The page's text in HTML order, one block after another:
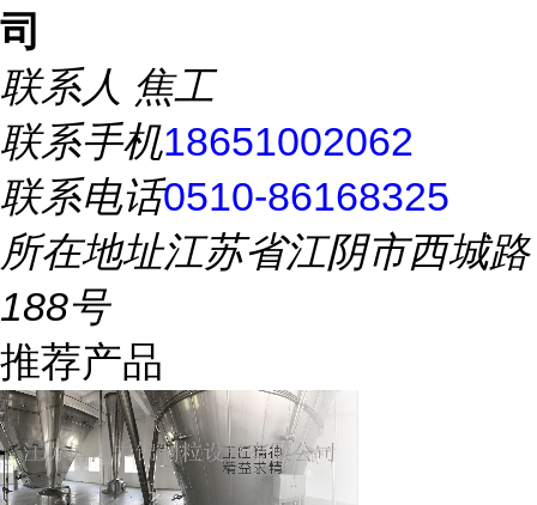
司
联系人 焦工
联系手机18651002062
联系电话0510-86168325
所在地址江苏省江阴市西城路
188号
推荐产品